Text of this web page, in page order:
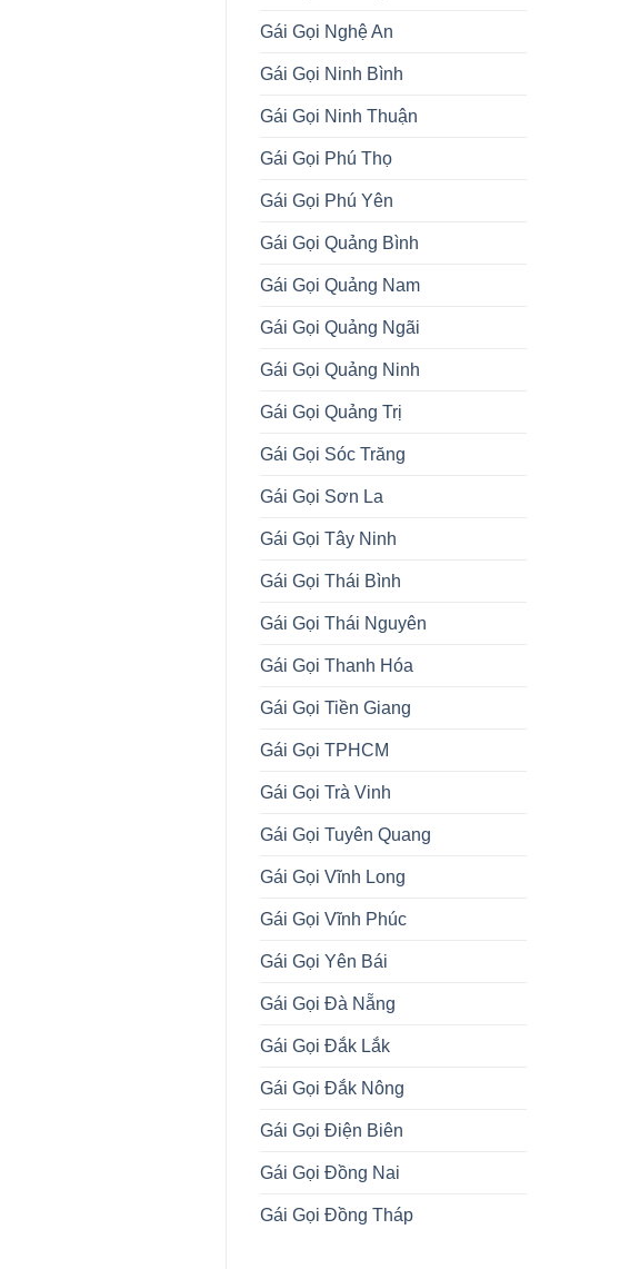
Gái Gọi Nghệ An
Gái Gọi Ninh Bình
Gái Gọi Ninh Thuận
Gái Gọi Phú Thọ
Gái Gọi Phú Yên
Gái Gọi Quảng Bình
Gái Gọi Quảng Nam
Gái Gọi Quảng Ngãi
Gái Gọi Quảng Ninh
Gái Gọi Quảng Trị
Gái Gọi Sóc Trăng
Gái Gọi Sơn La
Gái Gọi Tây Ninh
Gái Gọi Thái Bình
Gái Gọi Thái Nguyên
Gái Gọi Thanh Hóa
Gái Gọi Tiền Giang
Gái Gọi TPHCM
Gái Gọi Trà Vinh
Gái Gọi Tuyên Quang
Gái Gọi Vĩnh Long
Gái Gọi Vĩnh Phúc
Gái Gọi Yên Bái
Gái Gọi Đà Nẵng
Gái Gọi Đắk Lắk
Gái Gọi Đắk Nông
Gái Gọi Điện Biên
Gái Gọi Đồng Nai
Gái Gọi Đồng Tháp